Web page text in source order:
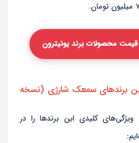
محصولات برند یونیترون
برندهای سمعک شارژی (نسخه
ویژگی‌های کلیدی این برندها را در